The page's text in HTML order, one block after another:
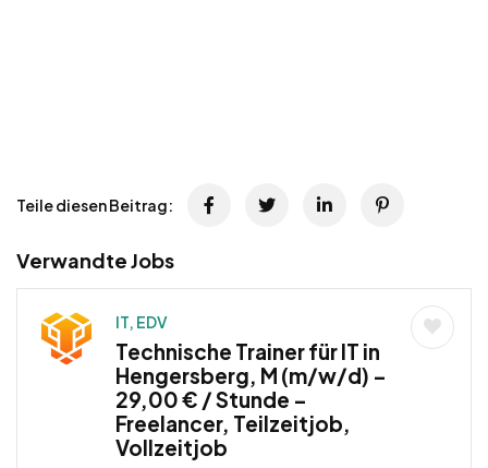
Teile diesen Beitrag:
Verwandte Jobs
IT, EDV
Technische Trainer für IT in
Hengersberg, M (m/w/d) –
29,00 € / Stunde –
Freelancer, Teilzeitjob,
Vollzeitjob